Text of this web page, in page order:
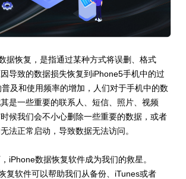
据恢复，是指通过某种方式将误删、格式
导致的数据损失恢复到iPhone5手机中的过
及和使用频率的增加，人们对于手机中的数
是一些重要的联系人、短信、照片、视频
候我们会不小心删除一些重要的数据，或者
法正常启动，导致数据无法访问。
iPhone数据恢复软件成为我们的救星。
复软件可以帮助我们从备份、iTunes或者